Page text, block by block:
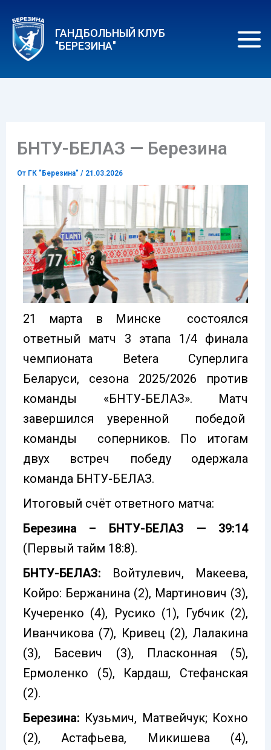
содержимому
ГАНДБОЛЬНЫЙ КЛУБ
"БЕРЕЗИНА"
БНТУ-БЕЛАЗ — Березина
От ГК "Березина" / 21.03.2026
21 марта в Минске состоялся
ответный матч 3 этапа 1/4 финала
чемпионата Betera Суперлига
Беларуси, сезона 2025/2026 против
команды «БНТУ-БЕЛАЗ». Матч
завершился уверенной победой
команды соперников. По итогам
двух встреч победу одержала
команда БНТУ-БЕЛАЗ.
Итоговый счёт ответного матча:
Березина – БНТУ-БЕЛАЗ — 39:14
(Первый тайм 18:8).
БНТУ-БЕЛАЗ: Войтулевич, Макеева,
Койро: Бержанина (2), Мартинович (3),
Кучеренко (4), Русико (1), Губчик (2),
Иванчикова (7), Кривец (2), Лалакина
(3), Басевич (3), Пласконная (5),
Ермоленко (5), Кардаш, Стефанская
(2).
Березина: Кузьмич, Матвейчук; Кохно
(2), Астафьева, Микишева (4),